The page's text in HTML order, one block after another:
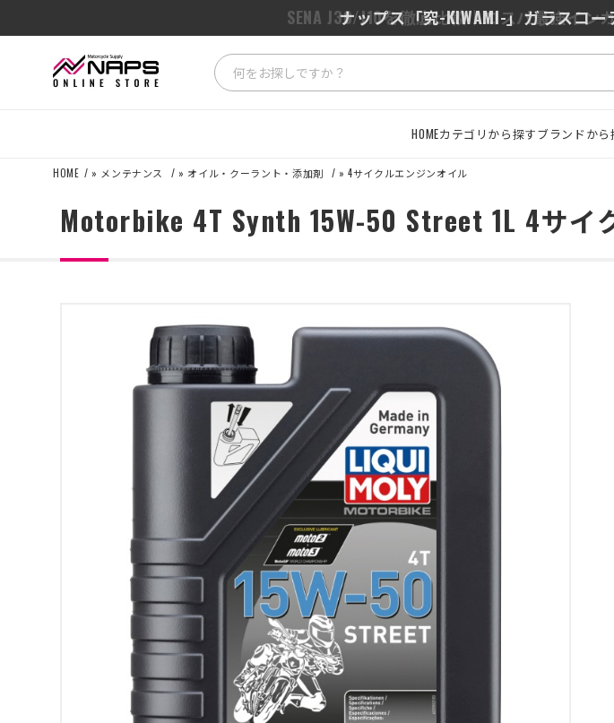
ナップス「究-KIWAMI-」ガラスコ
SENA J30/J10を徹底比較｜コスパ最強イ
HOMEカテゴリから探すブランドから
HOME » メンテナンス » オイル・クーラント・添加剤 » 4サイクルエンジンオイル
Motorbike 4T Synth 15W-50 Street 1L 4サ